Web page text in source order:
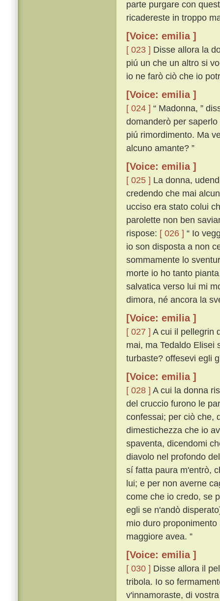
parte purgare con
ricadereste in troppo
[Voice: emilia ]
[ 023 ] Disse allora la
piú un che un altro si
io ne farò ciò che io
[Voice: emilia ]
[ 024 ] “ Madonna, ”
domanderò per
piú rimordimento. Ma
alcuno amante? ”
[Voice: emilia ]
[ 025 ] La donna,
credendo che mai
ucciso era stato colui
parolette non ben
rispose: [ 026 ] “ Io
io son disposta a non
sommamente lo
morte io ho tanto
salvatica verso lui mi
dimora, né ancora la
[Voice: emilia ]
[ 027 ] A cui il pellegrin
mai, ma Tedaldo Elisei
turbaste? offesevi egli
[Voice: emilia ]
[ 028 ] A cui la donna
del cruccio furono le
confessai; per ciò che,
dimestichezza che io
spaventa, dicendomi
diavolo nel profondo
sí fatta paura m'entrò,
lui; e per non averne
come che io credo, se
egli se n'andò
mio duro
maggiore avea. ”
[Voice: emilia ]
[ 030 ] Disse allora il
tribola. Io so
v'innamoraste, di